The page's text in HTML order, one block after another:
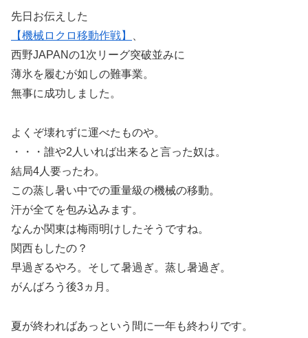
先日お伝えした
【機械ロクロ移動作戦】
西野JAPANの1次リーグ突破並みに
薄氷を履むが如しの難事業。
無事に成功しました。
よくぞ壊れずに運べたものや。
・・・誰や2人いれば出来ると言った奴は。
結局4人要ったわ。
この蒸し暑い中での重量級の機械の移動。
汗が全てを包み込みます。
なんか関東は梅雨明けしたそうですね。
関西もしたの？
早過ぎるやろ。そして暑過ぎ。蒸し暑過ぎ。
がんばろう後3ヵ月。
夏が終わればあっという間に一年も終わりです。